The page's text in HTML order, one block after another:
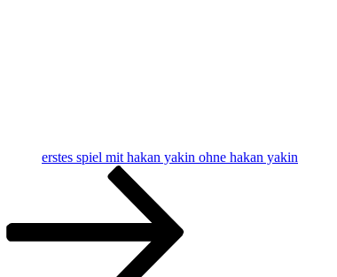
erstes spiel mit hakan yakin ohne hakan yakin